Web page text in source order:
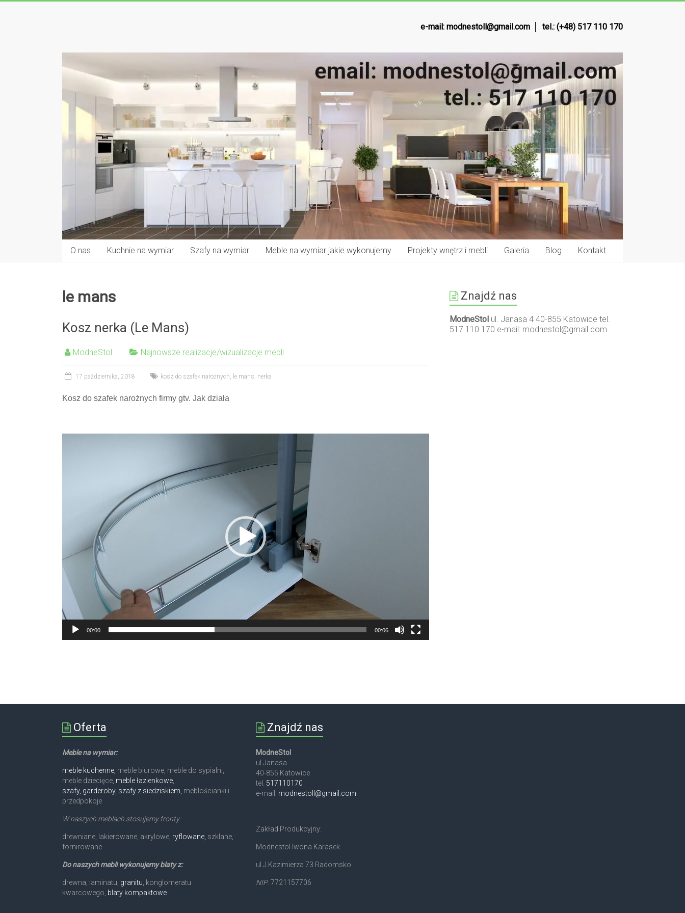
e-mail: modnestoll@gmail.com tel.: (+48) 517 110 170
O nas Kuchnie na wymiar Szafy na wymiar Meble na wymiar jakie wykonujemy Projekty wnętrz i mebli Galeria Blog Kontakt
le mans
Kosz nerka (Le Mans)
ModneStol Najnowsze realizacje/wizualizacje mebli
17 października, 2018 kosz do szafek narożnych le mans nerka
Kosz do szafek narożnych firmy gtv. Jak działa
00:00 00:06
Znajdź nas
ModneStol ul. Janasa 4 40-855 Katowice tel.
517 110 170 e-mail: modnestol@gmail.com
Oferta
Meble na wymiar:
meble kuchenne, meble biurowe, meble do sypialni,
meble dziecięce, meble łazienkowe
szafy, garderoby, szafy z siedziskiem, meblościanki i
przedpokoje
W naszych meblach stosujemy fronty:
drewniane, lakierowane, akrylowe, ryflowane, szklane,
fornirowane
Do naszych mebli wykonujemy blaty z:
drewna, laminatu, granitu , konglomeratu
kwarcowego, blaty kompaktowe
Znajdź nas
ModneStol
ul.Janasa
40-855 Katowice
tel. 517110170
e-mail: modnestoll@gmail.com
Zakład Produkcyjny:
Modnestol Iwona Karasek
ul.J.Kazimierza 73 Radomsko
NIP. 7721157706